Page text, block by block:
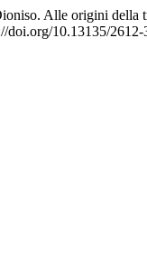
Alle origini
doi.org/10.13135/2612-